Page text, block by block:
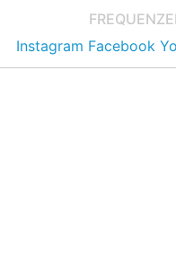
FREQUENZE
Instagram Facebook